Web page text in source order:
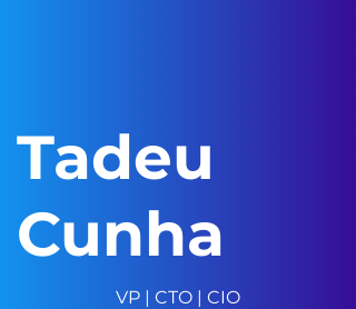
Tadeu
Cunha
VP | CTO | CIO